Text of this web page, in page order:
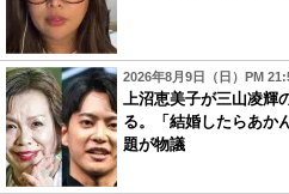
2026年8月9日（日）PM
上沼恵美子が三山凌輝
る。「結婚したらあか
題が物議